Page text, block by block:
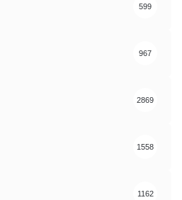
599
967
2869
1558
1162